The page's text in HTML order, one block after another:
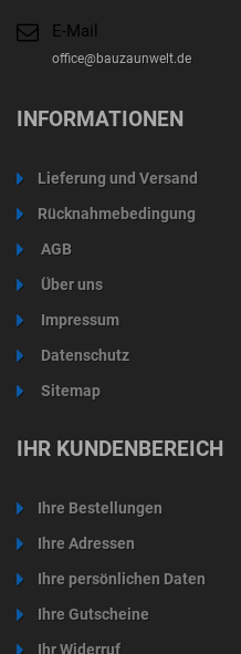
E-Mail
office@bauzaunwelt.de
INFORMATIONEN
Lieferung und Versand
Rücknahmebedingung
AGB
Über uns
Impressum
Datenschutz
Sitemap
IHR KUNDENBEREICH
Ihre Bestellungen
Ihre Adressen
Ihre persönlichen Daten
Ihre Gutscheine
Ihr Widerruf